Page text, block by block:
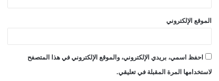
الموقع الإلكتروني
احفظ اسمي، بريدي الإلكتروني، والموقع الإلكتروني في هذا المتصفح
لاستخدامها المرة المقبلة في تعليقي.